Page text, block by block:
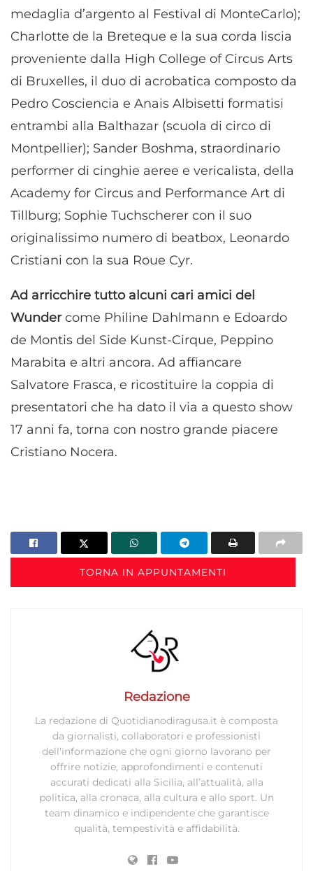
medaglia d’argento al Festival di MonteCarlo);
Charlotte de la Breteque e la sua corda liscia
proveniente dalla High College of Circus Arts
di Bruxelles, il duo di acrobatica composto da
Pedro Cosciencia e Anais Albisetti formatisi
entrambi alla Balthazar (scuola di circo di
Montpellier); Sander Boshma, straordinario
performer di cinghie aeree e vericalista, della
Academy for Circus and Performance Art di
Tillburg; Sophie Tuchscherer con il suo
originalissimo numero di beatbox, Leonardo
Cristiani con la sua Roue Cyr.
Ad arricchire tutto alcuni cari amici del
Wundercome Philine Dahlmann e Edoardo
de Montis del Side Kunst-Cirque, Peppino
Marabita e altri ancora. Ad affiancare
Salvatore Frasca, e ricostituire la coppia di
presentatori che ha dato il via a questo show
17 anni fa, torna con nostro grande piacere
Cristiano Nocera.
TORNA IN APPUNTAMENTI
Redazione
La redazione di Quotidianodiragusa.it è composta
da giornalisti, collaboratori e professionisti
dell’informazione che ogni giorno lavorano per
offrire notizie, approfondimenti e contenuti
accurati dedicati alla Sicilia, all’attualità, alla
politica, alla cronaca, alla cultura e allo sport. Un
team dinamico e indipendente che garantisce
qualità, tempestività e affidabilità.